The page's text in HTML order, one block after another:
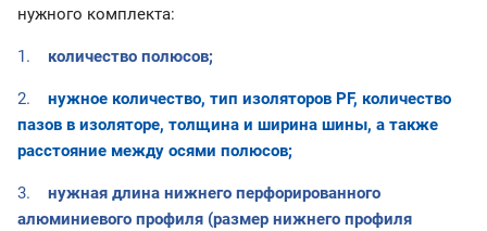
нужного комплекта:
1. количество полюсов;
2. нужное количество, тип изоляторов PF, количество
пазов в изоляторе, толщина и ширина шины, а также
расстояние между осями полюсов;
3. нужная длина нижнего перфорированного
алюминиевого профиля (размер нижнего профиля